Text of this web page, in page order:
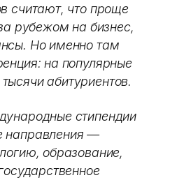
считают, что проще
рубежом на бизнес,
Но именно там
на популярные
абитуриентов.
стипендии
направления —
образование,